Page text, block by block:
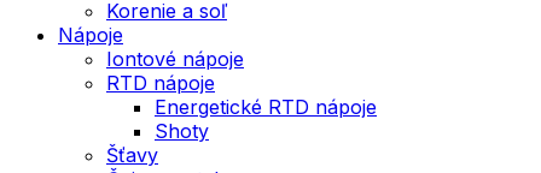
Korenie a soľ
Nápoje
Iontové nápoje
RTD nápoje
Energetické RTD nápoje
Shoty
Šťavy